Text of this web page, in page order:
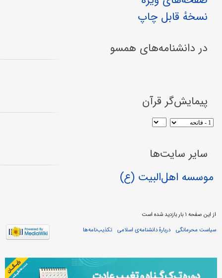
نسخهٔ قابل چاپ
در دانشنامه‌های همسو
پیمایش‌گر قرآن
سایر سایت‌ها
موسسه اهل‌البیت (ع)
از این صفحه ۱ بار بازدید شده است
سیاست محرمانگی
دربارهٔ دانشنامه‌ی اسلامی تکذیب‌نامه‌ها